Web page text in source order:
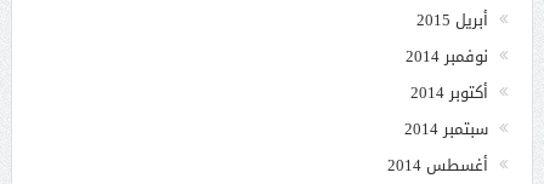
أبريل 2015
نوفمبر 2014
أكتوبر 2014
سبتمبر 2014
أغسطس 2014